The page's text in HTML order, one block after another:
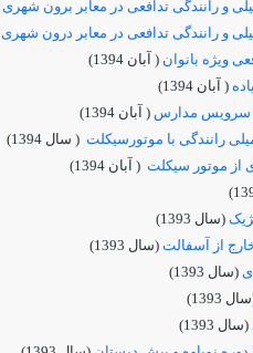
و رانندگی تدافعی در معابر برون شهری
و رانندگی تدافعی در معابر درون شهری
ویژه بانوان ( آبان 1394)
( آبان 1394)
سرویس مدارس ( آبان 1394)
رانندگی با موتورسیکلت ( سال 1394)
از موتور سیکلت ( آبان 1394)
(سال 1393)
از آسفالت (سال 1393)
(سال 1393)
1393)
(سال 1393)